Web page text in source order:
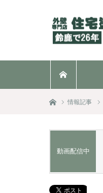
ホーム情報記事
動画配信中